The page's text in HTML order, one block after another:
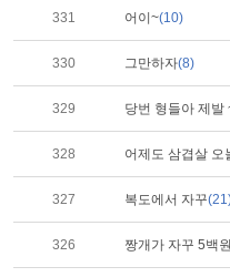
331 어이~(10)
330 그만하자(8)
329 당번 형들아 제발
328 어제도 삼겹살 오
327 복도에서 자꾸
326 짱개가 자꾸 5백